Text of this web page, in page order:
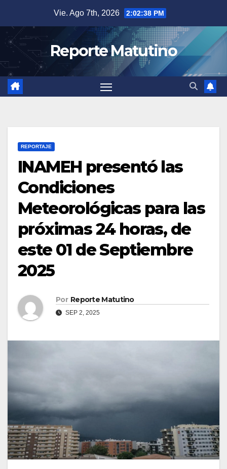
contenido
Vie. Ago 7th, 2026 2:02:38 PM
Reporte Matutino
REPORTAJE
INAMEH presentó las
Condiciones
Meteorológicas para las
próximas 24 horas, de
este 01 de Septiembre
2025
Por Reporte Matutino
SEP 2, 2025